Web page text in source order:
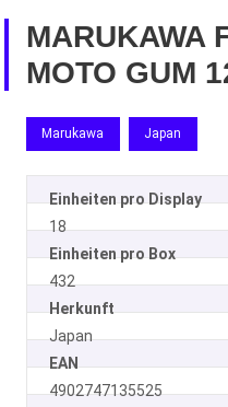
MARUKAWA
MOTO GUM
Marukawa Japan
Einheiten pro Display
18
Einheiten pro Box
432
Herkunft
Japan
EAN
4902747135525